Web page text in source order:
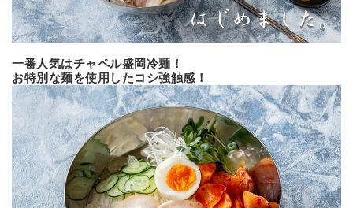
一番人気はチャペル盛岡冷麺！
お特別な麺を使用したコシ強触感！